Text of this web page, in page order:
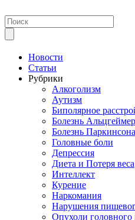
Новости
Статьи
Рубрики
Алкоголизм
Аутизм
Биполярное
Болезнь
Болезнь Паркинсона
Головные боли
Депрессия
Диета и Потеря веса
Интеллект
Курение
Наркомания
Нарушения
Опухоли головного